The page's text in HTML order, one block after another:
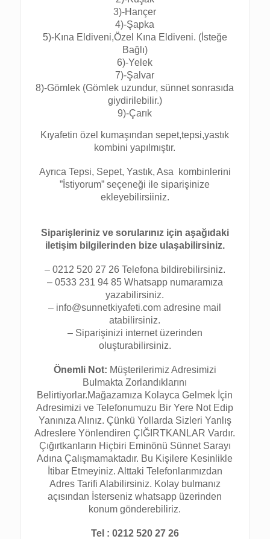
3)-Hançer
4)-Şapka
5)-Kına Eldiveni,Özel Kına Eldiveni. (İsteğe
Bağlı)
6)-Yelek
7)-Şalvar
8)-Gömlek (Gömlek uzundur, sünnet sonrasıda
giydirilebilir.)
9)-Çarık
Kıyafetin özel kumaşından sepet,tepsi,yastık
kombini yapılmıştır.
Ayrıca Tepsi, Sepet, Yastık, Asa kombinlerini
”İstiyorum” seçeneği ile siparişinize
ekleyebilirsiiniz.
Siparişleriniz ve sorularınız için aşağıdaki
iletişim bilgilerinden bize ulaşabilirsiniz.
– 0212 520 27 26 Telefona bildirebilirsiniz.
– 0533 231 94 85 Whatsapp numaramıza
yazabilirsiniz.
– info@sunnetkiyafeti.com adresine mail
atabilirsiniz.
– Siparişinizi internet üzerinden
oluşturabilirsiniz.
Önemli Not: Müşterilerimiz Adresimizi
Bulmakta Zorlandıklarını
Belirtiyorlar.Mağazamıza Kolayca Gelmek İçin
Adresimizi ve Telefonumuzu Bir Yere Not Edip
Yanınıza Alınız. Çünkü Yollarda Sizleri Yanlış
Adreslere Yönlendiren ÇIĞIRTKANLAR Vardır.
Çığırtkanların Hiçbiri Eminönü Sünnet Sarayı
Adına Çalışmamaktadır. Bu Kişilere Kesinlikle
İtibar Etmeyiniz. Alttaki Telefonlarımızdan
Adres Tarifi Alabilirsiniz. Kolay bulmanız
açısından İsterseniz whatsapp üzerinden
konum gönderebiliriz.
Tel : 0212 520 27 26